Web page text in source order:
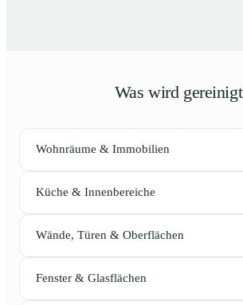
Was wird gereinigt
Wohnräume & Immobilien
Küche & Innenbereiche
Wände, Türen & Oberflächen
Fenster & Glasflächen